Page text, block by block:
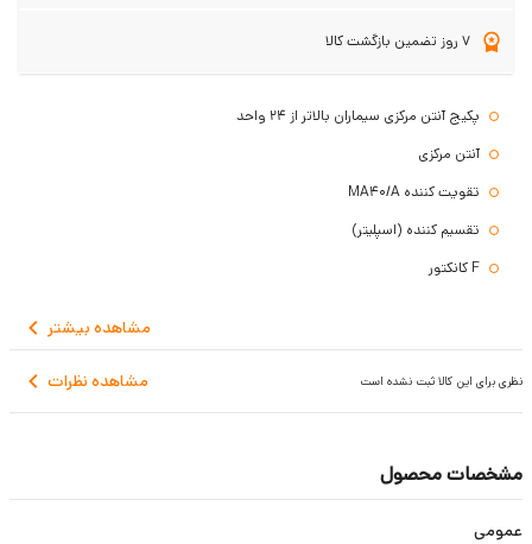
7 روز تضمین بازگشت کالا
پکیج آنتن مرکزی سیماران بالاتر از 24 واحد
آنتن مرکزی
تقویت کننده MA40/A
تقسیم کننده (اسپلیتر)
F کانکتور
مشاهده بیشتر
مشاهده نظرات نظری برای این کالا ثبت نشده است
مشخصات محصول
عمومی